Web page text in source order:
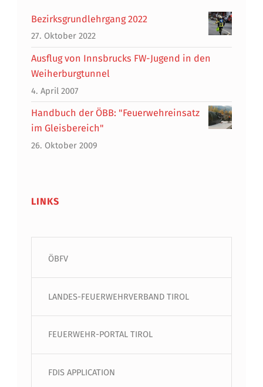
Bezirksgrundlehrgang 2022
27. Oktober 2022
Ausflug von Innsbrucks FW-Jugend in den
Weiherburgtunnel
4. April 2007
Handbuch der ÖBB: "Feuerwehreinsatz
im Gleisbereich"
26. Oktober 2009
LINKS
ÖBFV
LANDES-FEUERWEHRVERBAND TIROL
FEUERWEHR-PORTAL TIROL
FDIS APPLICATION